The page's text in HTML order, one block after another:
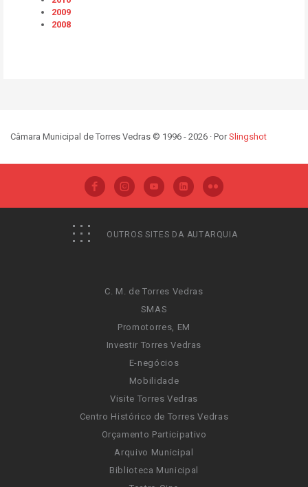
2009
2008
Câmara Municipal de Torres Vedras © 1996 - 2026 · PorSlingshot
OUTROS SITES DA AUTARQUIA
C. M. de Torres Vedras
SMAS
Promotorres, EM
Investir Torres Vedras
E-negócios
Mobilidade
Visite Torres Vedras
Centro Histórico de Torres Vedras
Orçamento Participativo
Arquivo Municipal
Biblioteca Municipal